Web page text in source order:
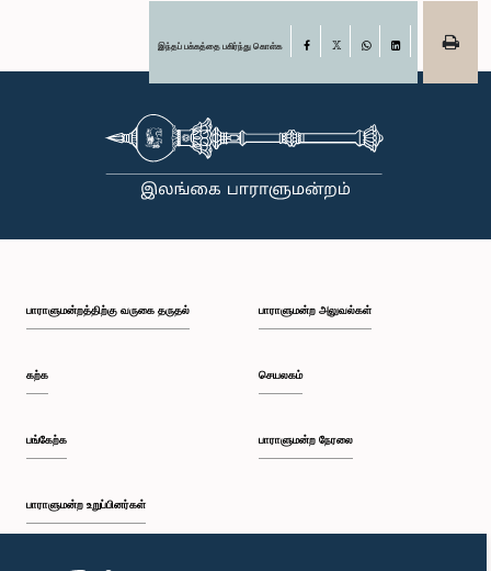
இந்தப் பக்கத்தை பகிர்ந்து கொள்க Facebook
பாராளுமன்றத்திற்கு வருகை தருதல்
கற்க
பங்கேற்க
பாராளுமன்ற உறுப்பினர்கள்
பாராளுமன்ற அலுவல்கள்
செயலகம்
பாராளுமன்ற நேரலை